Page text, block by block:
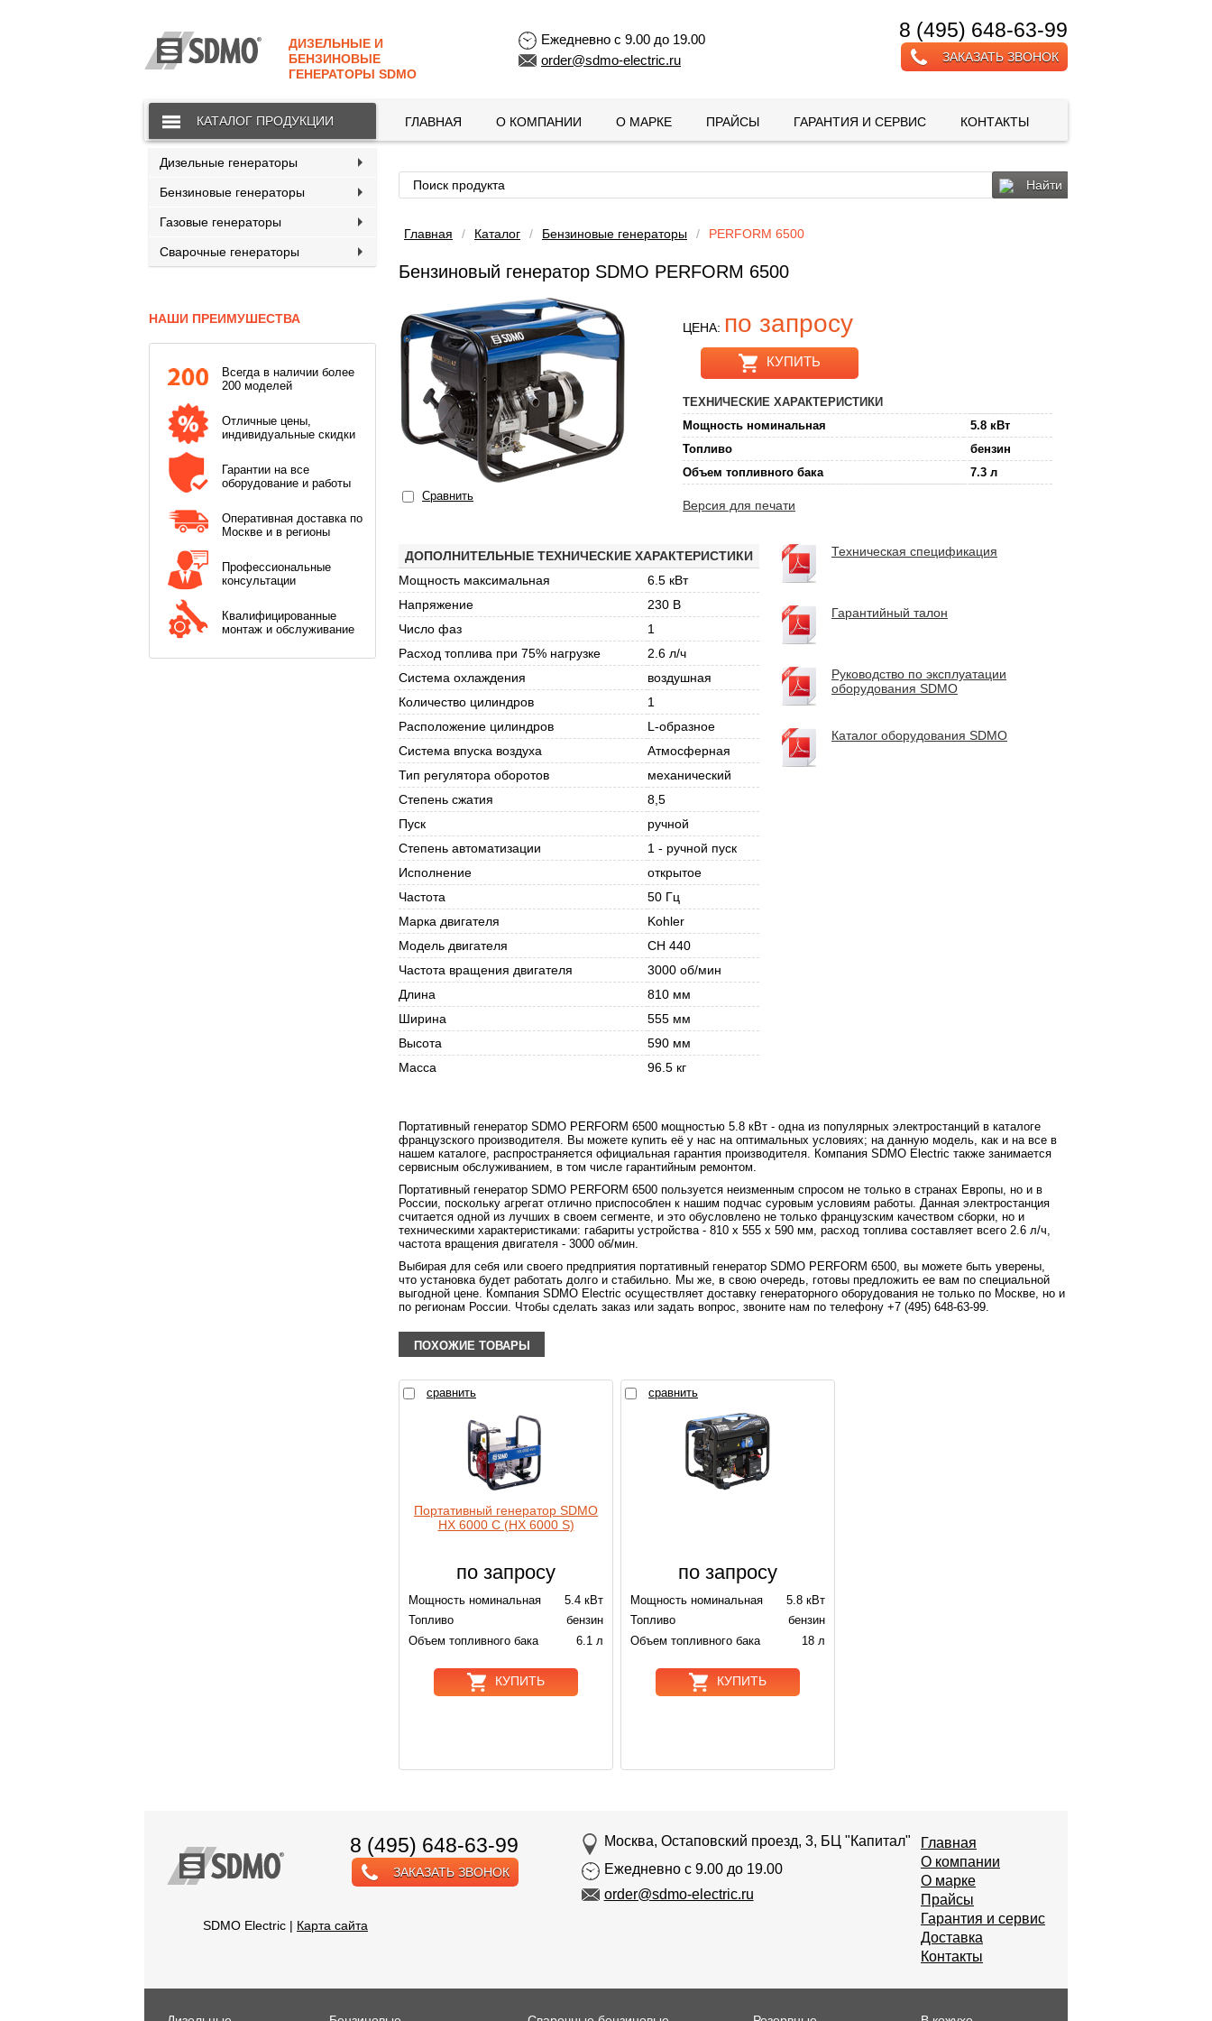
ДИЗЕЛЬНЫЕ И
БЕНЗИНОВЫЕ
ГЕНЕРАТОРЫ SDMO
Ежедневно с 9.00 до 19.00
order@sdmo-electric.ru
8 (495) 648-63-99
ЗАКАЗАТЬ ЗВОНОК
КАТАЛОГ ПРОДУКЦИИ ГЛАВНАЯ О КОМПАНИИ О МАРКЕ ПРАЙСЫ ГАРАНТИЯ И СЕРВИС КОНТАКТЫ
Дизельные генераторы
Бензиновые генераторы
Газовые генераторы
Сварочные генераторы
НАШИ ПРЕИМУШЕСТВА
Всегда в наличии более
200 моделей
Отличные цены,
индивидуальные скидки
Гарантии на все
оборудование и работы
Оперативная доставка по
Москве и в регионы
Профессиональные
консультации
Квалифицированные
монтаж и обслуживание
Найти
Главная / Каталог / Бензиновые генераторы / PERFORM 6500
Бензиновый генератор SDMO PERFORM 6500
Сравнить
ЦЕНА: по запросу
КУПИТЬ
ТЕХНИЧЕСКИЕ ХАРАКТЕРИСТИКИ
Мощность номинальная
5.8 кВт
Топливо
бензин
Объем топливного бака
7.3 л
Версия для печати
ДОПОЛНИТЕЛЬНЫЕ ТЕХНИЧЕСКИЕ ХАРАКТЕРИСТИКИ
Мощность максимальная
6.5 кВт
Напряжение
230 В
Число фаз
1
Расход топлива при 75% нагрузке
2.6 л/ч
Система охлаждения
воздушная
Количество цилиндров
1
Расположение цилиндров
L-образное
Система впуска воздуха
Атмосферная
Тип регулятора оборотов
механический
Степень сжатия
8,5
Пуск
ручной
Степень автоматизации
1 - ручной пуск
Исполнение
открытое
Частота
50 Гц
Марка двигателя
Kohler
Модель двигателя
CH 440
Частота вращения двигателя
3000 об/мин
Длина
810 мм
Ширина
555 мм
Высота
590 мм
Масса
96.5 кг
Техническая спецификация
Гарантийный талон
Руководство по эксплуатации
оборудования SDMO
Каталог оборудования SDMO
Портативный генератор SDMO PERFORM 6500 мощностью 5.8 кВт - одна из популярных электростанций в каталоге
французского производителя. Вы можете купить её у нас на оптимальных условиях; на данную модель, как и на все в
нашем каталоге, распространяется официальная гарантия производителя. Компания SDMO Electric также занимается
сервисным обслуживанием, в том числе гарантийным ремонтом.
Портативный генератор SDMO PERFORM 6500 пользуется неизменным спросом не только в странах Европы, но и в
России, поскольку агрегат отлично приспособлен к нашим подчас суровым условиям работы. Данная электростанция
считается одной из лучших в своем сегменте, и это обусловлено не только французским качеством сборки, но и
техническими характеристиками: габариты устройства - 810 х 555 х 590 мм, расход топлива составляет всего 2.6 л/ч,
частота вращения двигателя - 3000 об/мин.
Выбирая для себя или своего предприятия портативный генератор SDMO PERFORM 6500, вы можете быть уверены,
что установка будет работать долго и стабильно. Мы же, в свою очередь, готовы предложить ее вам по специальной
выгодной цене. Компания SDMO Electric осуществляет доставку генераторного оборудования не только по Москве, но и
по регионам России. Чтобы сделать заказ или задать вопрос, звоните нам по телефону +7 (495) 648-63-99.
ПОХОЖИЕ ТОВАРЫ
сравнить
Портативный генератор SDMO
HX 6000 C (HX 6000 S)
по запросу
Мощность номинальная
5.4 кВт
Топливо
бензин
Объем топливного бака
6.1 л
КУПИТЬ
сравнить
по запросу
Мощность номинальная
5.8 кВт
Топливо
бензин
Объем топливного бака
18 л
КУПИТЬ
8 (495) 648-63-99
ЗАКАЗАТЬ ЗВОНОК
SDMO Electric | Карта сайта
Москва, Остаповский проезд, 3, БЦ "Капитал"
Ежедневно с 9.00 до 19.00
order@sdmo-electric.ru
Главная
О компании
О марке
Прайсы
Гарантия и сервис
Доставка
Контакты